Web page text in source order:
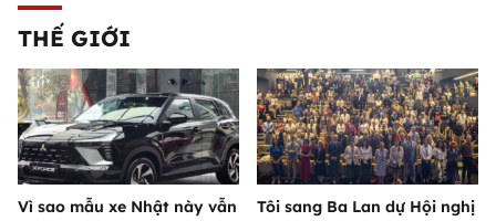
THẾ GIỚI
Vì sao mẫu xe Nhật này vẫn
Tôi sang Ba Lan dự Hội nghị